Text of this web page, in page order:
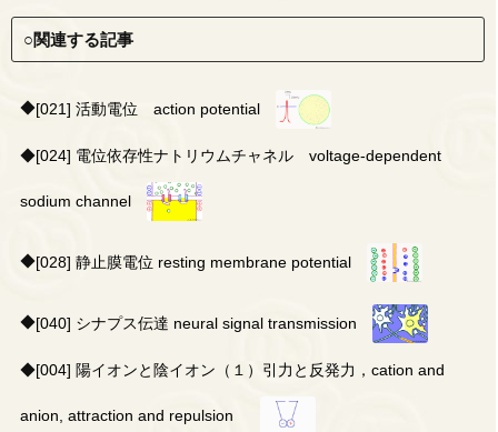
○関連する記事
◆[021] 活動電位 action potential
◆[024] 電位依存性ナトリウムチャネル voltage-dependent
sodium channel
◆[028] 静止膜電位 resting membrane potential
◆[040] シナプス伝達 neural signal transmission
◆[004] 陽イオンと陰イオン（１）引力と反発力，cation and
anion, attraction and repulsion